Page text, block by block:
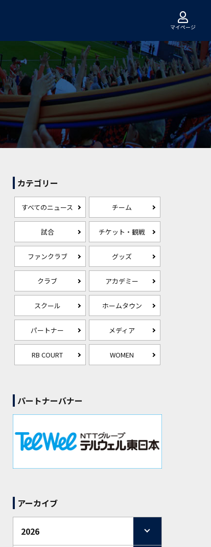
マイページ
カテゴリー
すべてのニュース チーム
試合 チケット・観戦
ファンクラブ グッズ
クラブ アカデミー
スクール ホームタウン
パートナー メディア
RB COURT WOMEN
パートナーバナー
アーカイブ
2026